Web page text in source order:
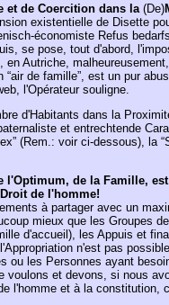
et de Coercition dans la (De)
existentielle de Disette
économiste Refus
se pose, tout d'abord,
en Autriche,
“air de famille”, est un pur
l'Opérateur souligne.
d'Habitants dans la
et entrechtende
(Rem.: voir ci-dessous), la
l'Optimum, de la Famille,
de l'homme!
à partager avec un
mieux que les Groupes
d'accueil), les Appuis et
n'est pas
ou les Personnes ayant
voulons et devons, si nous
l'homme et à la constitution,